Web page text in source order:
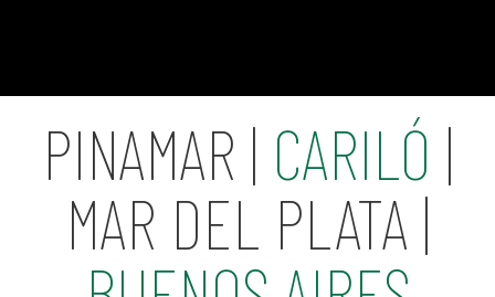
PINAMAR | CARILÓ |
MAR DEL PLATA |